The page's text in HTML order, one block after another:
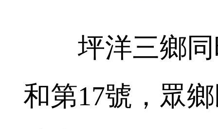
坪洋三鄉同
和第17號，眾